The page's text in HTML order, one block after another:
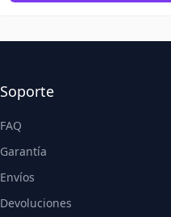
Soporte
FAQ
Garantía
Envíos
Devoluciones